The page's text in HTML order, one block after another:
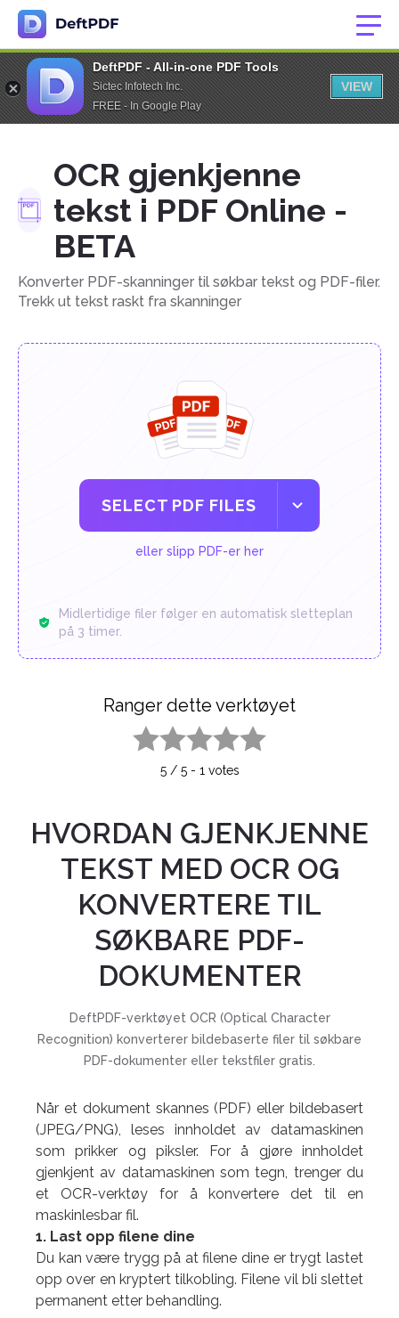
DeftPDF - All-in-one PDF Tools
Sictec Infotech Inc.
FREE - In Google Play
VIEW
OCR gjenkjenne
tekst i PDF Online -
BETA
Konverter PDF-skanninger til søkbar tekst og PDF-filer.
Trekk ut tekst raskt fra skanninger
SELECT PDF FILES
eller slipp PDF-er her
Midlertidige filer følger en automatisk sletteplan
på 3 timer.
Ranger dette verktøyet
5/ 5- 1 votes
HVORDAN GJENKJENNE
TEKST MED OCR OG
KONVERTERE TIL
SØKBARE PDF-
DOKUMENTER
DeftPDF-verktøyet OCR (Optical Character
Recognition) konverterer bildebaserte filer til søkbare
PDF-dokumenter eller tekstfiler gratis.
Når et dokument skannes (PDF) eller bildebasert
(JPEG/PNG), leses innholdet av datamaskinen
som prikker og piksler. For å gjøre innholdet
gjenkjent av datamaskinen som tegn, trenger du
et OCR-verktøy for å konvertere det til en
maskinlesbar fil.
1. Last opp filene dine
Du kan være trygg på at filene dine er trygt lastet
opp over en kryptert tilkobling. Filene vil bli slettet
permanent etter behandling.